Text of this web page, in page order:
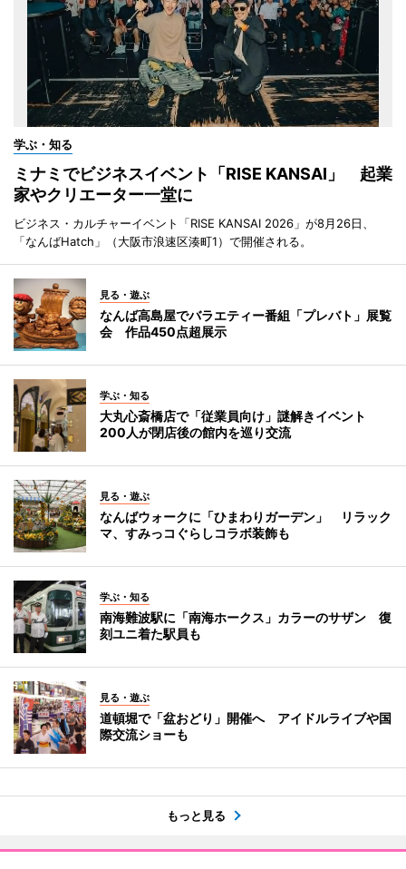
学ぶ・知る
ミナミでビジネスイベント「RISE KANSAI」 起業
家やクリエーター一堂に
ビジネス・カルチャーイベント「RISE KANSAI 2026」が8月26日、
「なんばHatch」（大阪市浪速区湊町1）で開催される。
見る・遊ぶ
なんば高島屋でバラエティー番組「プレバト」展覧
会 作品450点超展示
学ぶ・知る
大丸心斎橋店で「従業員向け」謎解きイベント
200人が閉店後の館内を巡り交流
見る・遊ぶ
なんばウォークに「ひまわりガーデン」 リラック
マ、すみっコぐらしコラボ装飾も
学ぶ・知る
南海難波駅に「南海ホークス」カラーのサザン 復
刻ユニ着た駅員も
見る・遊ぶ
道頓堀で「盆おどり」開催へ アイドルライブや国
際交流ショーも
もっと見る